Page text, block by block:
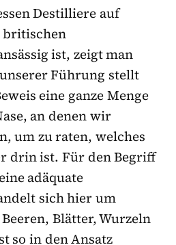
Destilliere auf
britischen
ist, zeigt man
Führung stellt
eine ganze Menge
an denen wir
um zu raten, welches
drin ist. Für den Begriff
adäquate
sich hier um
Blätter, Wurzeln
so in den Ansatz